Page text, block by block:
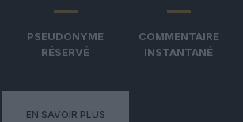
PSEUDONYME
RÉSERVÉ
COMMENTAIRE
INSTANTANÉ
EN SAVOIR PLUS